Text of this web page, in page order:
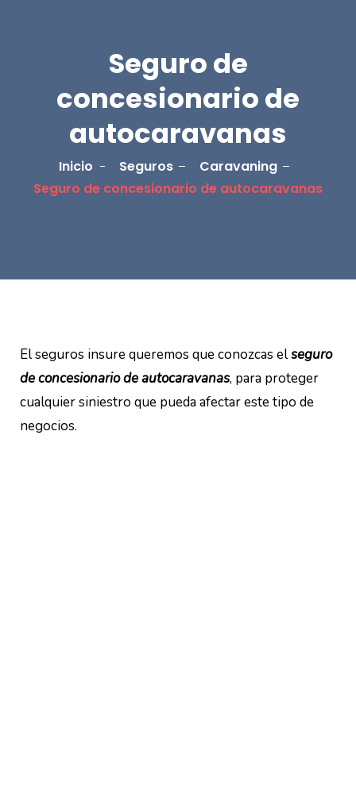
Seguro de
concesionario de
autocaravanas
Inicio Seguros
Caravaning
Seguro de concesionario de autocaravanas
El seguros insure queremos que conozcas elseguro
de concesionario de autocaravanas, para proteger
cualquier siniestro que pueda afectar este tipo de
negocios.